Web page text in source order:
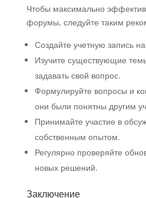
Чтобы максимально
форумы, следуйте таким
Создайте учетную запись
Изучите существующие
задавать свой вопрос.
Формулируйте вопросы и
они были понятны другим
Принимайте участие в
собственным опытом.
Регулярно проверяйте
новых решений.
Заключение